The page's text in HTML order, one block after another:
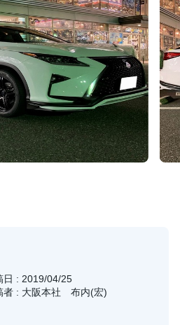
日 : 2019/04/25
者 : 大阪本社 布内(宏)